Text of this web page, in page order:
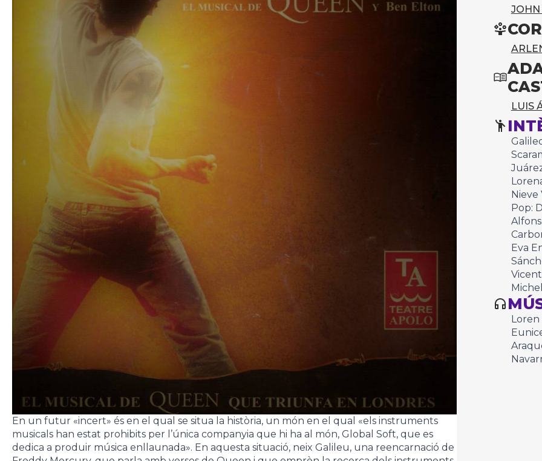
En un futur «incert» és en el qual se situa la història, un món en el qual «els instruments
musicals han estat prohibits per l’única companyia que hi ha al món, Global Soft, que es
dedica a produir música enllaunada». En aquesta situació, neix Galileu, una reencarnació de
LUIS
Nieve
Pop:
Eva
Loren